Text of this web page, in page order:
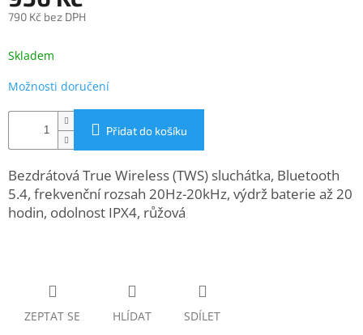
podmínky
Rozšíření
záruk
pojištění
Splátky
www.inpraise.cz
Gaming
tablety
790 Kč bez DPH
cena:
Skladem
Možnosti doručení
Přidat do košíku
Bezdrátová True Wireless (TWS) sluchátka, Bluetooth
5.4, frekvenční rozsah 20Hz-20kHz, výdrž baterie až 20
hodin, odolnost IPX4, růžová
ZEPTAT SE HLÍDAT SDÍLET